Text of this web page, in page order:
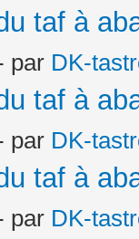
taf à
par DK-
taf à
par DK-
taf à
par DK-